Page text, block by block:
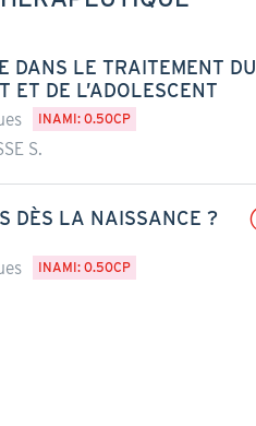
DANS LE TRAITEMENT DU
ET DE L’ADOLESCENT
INAMI: 0.50CP
S.
DÈS LA NAISSANCE ?
INAMI: 0.50CP